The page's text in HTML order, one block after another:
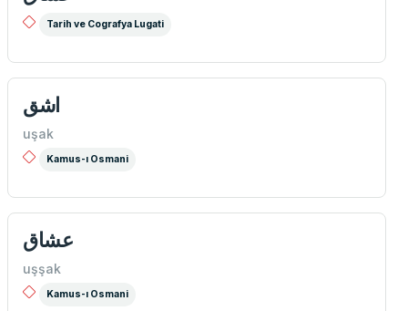
Tarih ve Cografya Lugati
اشق
uşak
Kamus-ı Osmani
عشاق
uşşak
Kamus-ı Osmani